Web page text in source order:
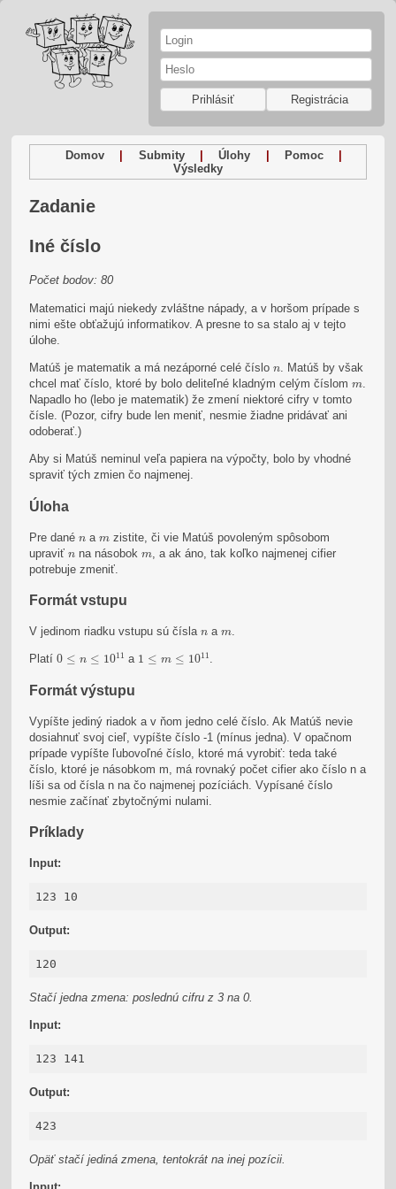
Prihlásiť Registrácia
Domov | Submity | Úlohy | Pomoc
|
Výsledky
Zadanie
Iné číslo
Počet bodov: 80
Matematici majú niekedy zvláštne nápady, a v horšom prípade s
nimi ešte obťažujú informatikov. A presne to sa stalo aj v tejto
úlohe.
Matúš je matematik a má nezáporné celé číslon
n. Matúš by však
chcel mať číslo, ktoré by bolo deliteľné kladným celým číslomm
m.
Napadlo ho (lebo je matematik) že zmení niektoré cifry v tomto
čísle. (Pozor, cifry bude len meniť, nesmie žiadne pridávať ani
odoberať.)
Aby si Matúš neminul veľa papiera na výpočty, bolo by vhodné
spraviť tých zmien čo najmenej.
Úloha
Pre danén
n am
m zistite, či vie Matúš povoleným spôsobom
upraviťn
n na násobokm
m , a ak áno, tak koľko najmenej cifier
potrebuje zmeniť.
Formát vstupu
V jedinom riadku vstupu sú číslan
n am
m
Platí0 ≤ n ≤ 1011
0 n 10 11
a 1 ≤ m ≤ 1011
1 m 10 11
.
Formát výstupu
Vypíšte jediný riadok a v ňom jedno celé číslo. Ak Matúš nevie
dosiahnuť svoj cieľ, vypíšte číslo -1 (mínus jedna). V opačnom
prípade vypíšte ľubovoľné číslo, ktoré má vyrobiť: teda také
číslo, ktoré je násobkom m, má rovnaký počet cifier ako číslo n a
líši sa od čísla n na čo najmenej pozíciách. Vypísané číslo
nesmie začínať zbytočnými nulami.
Príklady
Input:
123 10
Output:
120
Stačí jedna zmena: poslednú cifru z 3 na 0.
Input:
123 141
Output:
423
Opäť stačí jediná zmena, tentokrát na inej pozícii.